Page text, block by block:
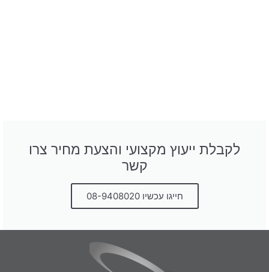
לקבלת ייעוץ מקצועי והצעת מחיר צרו
קשר
חייגו עכשיו 08-9408020